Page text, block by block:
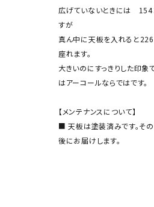
広げていないときには
すが
真ん中に天板を入れると
座れます。
大きいのにすっきりした印
はアーコールならではです。
【メンテナンスについて】
■ 天板は塗装済みです。そ
後にお届けします。